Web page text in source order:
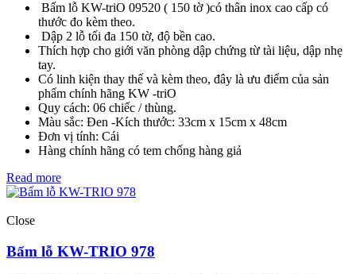
Bấm lỗ KW-triO 09520 ( 150 tờ )có thân inox cao cấp có
thước đo kèm theo.
Dập 2 lỗ tối đa 150 tờ, độ bền cao.
Thích hợp cho giới văn phòng dập chứng từ tài liệu, dập nhẹ
tay.
Có linh kiện thay thế và kèm theo, đây là ưu điểm của sản
phẩm chính hãng KW -triO
Quy cách: 06 chiếc / thùng.
Màu sắc: Đen -Kích thước: 33cm x 15cm x 48cm
Đơn vị tính: Cái
Hàng chính hãng có tem chống hàng giả
Read more
Close
Bấm lỗ KW-TRIO 978